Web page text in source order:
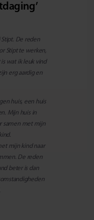
De reden
Stipt te werken,
is wat ik leuk vind
erg aardig en
huis, een huis
Mijn huis in
samen met mijn
mijn kind naar
De reden
beter is dan